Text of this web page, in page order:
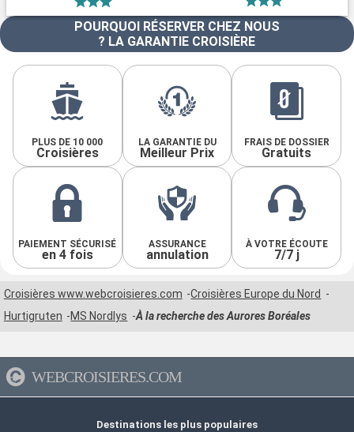
POURQUOI RÉSERVER CHEZ NOUS
? LA GARANTIE CROISIÈRE
PLUS DE 10 000
Croisières
LA GARANTIE DU
Meilleur Prix
FRAIS DE DOSSIER
Gratuits
PAIEMENT SÉCURISÉ
en 4 fois
ASSURANCE
annulation
À VOTRE ÉCOUTE
7/7 j
Croisières www.webcroisieres.com
Croisières Europe du Nord
Hurtigruten
MS Nordlys À la recherche des Aurores Boréales
WEBCROISIERES.COM
Destinations les plus populaires